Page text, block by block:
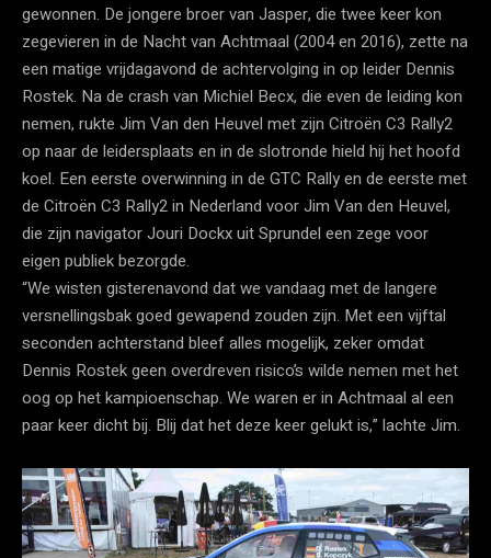
gewonnen. De jongere broer van Jasper, die twee keer kon
zegevieren in de Nacht van Achtmaal (2004 en 2016), zette na
een matige vrijdagavond de achtervolging in op leider Dennis
Rostek. Na de crash van Michiel Becx, die even de leiding kon
nemen, rukte Jim Van den Heuvel met zijn Citroën C3 Rally2
op naar de leidersplaats en in de slotronde hield hij het hoofd
koel. Een eerste overwinning in de GTC Rally en de eerste met
de Citroën C3 Rally2 in Nederland voor Jim Van den Heuvel,
die zijn navigator Jouri Dockx uit Sprundel een zege voor
eigen publiek bezorgde.
“We wisten gisterenavond dat we vandaag met de langere
versnellingsbak goed gewapend zouden zijn. Met een vijftal
seconden achterstand bleef alles mogelijk, zeker omdat
Dennis Rostek geen overdreven risico’s wilde nemen met het
oog op het kampioenschap. We waren er in Achtmaal al een
paar keer dicht bij. Blij dat het deze keer gelukt is,” lachte Jim.